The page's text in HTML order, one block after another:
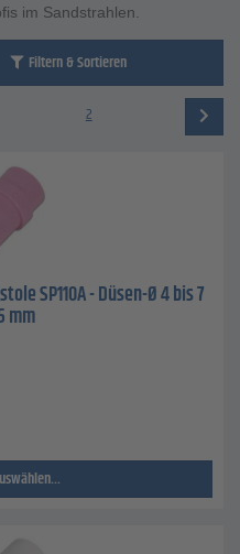
im Sandstrahlen.
Filtern & Sortieren
2
SP110A - Düsen-Ø 4 bis 7
mm